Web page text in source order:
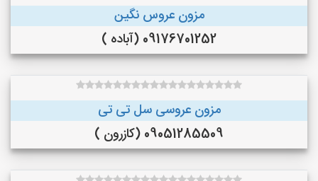
مزون عروس نگین
09176701252 (آباده )
مزون عروسی سل تی تی
09051285509 (کازرون )